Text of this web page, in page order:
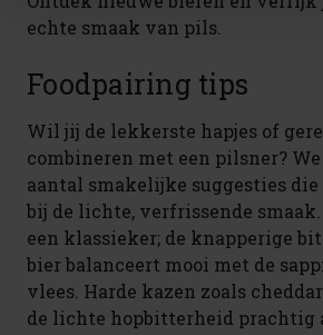
echte smaak van pils.
Foodpairing tips
Wil jij de lekkerste hapjes of
combineren met een pilsner? We
aantal smakelijke suggesties die
bij de lichte, verfrissende
een klassieker; de knapperige
bier balanceert mooi met de
vlees. Harde kazen zoals
de lichte hopbitterheid prachtig